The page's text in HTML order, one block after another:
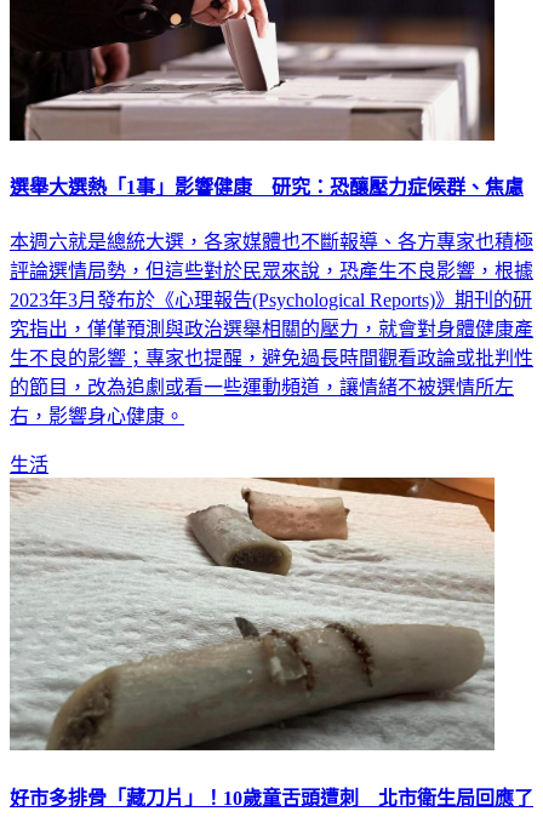
選舉大選熱「1事」影響健康 研究：恐釀壓力症候群、焦慮
本週六就是總統大選，各家媒體也不斷報導、各方專家也積極
評論選情局勢，但這些對於民眾來說，恐產生不良影響，根據
2023年3月發布於《心理報告(Psychological Reports)》期刊的研
究指出，僅僅預測與政治選舉相關的壓力，就會對身體健康產
生不良的影響；專家也提醒，避免過長時間觀看政論或批判性
的節目，改為追劇或看一些運動頻道，讓情緒不被選情所左
右，影響身心健康。
生活
好市多排骨「藏刀片」！10歲童舌頭遭刺 北市衛生局回應了